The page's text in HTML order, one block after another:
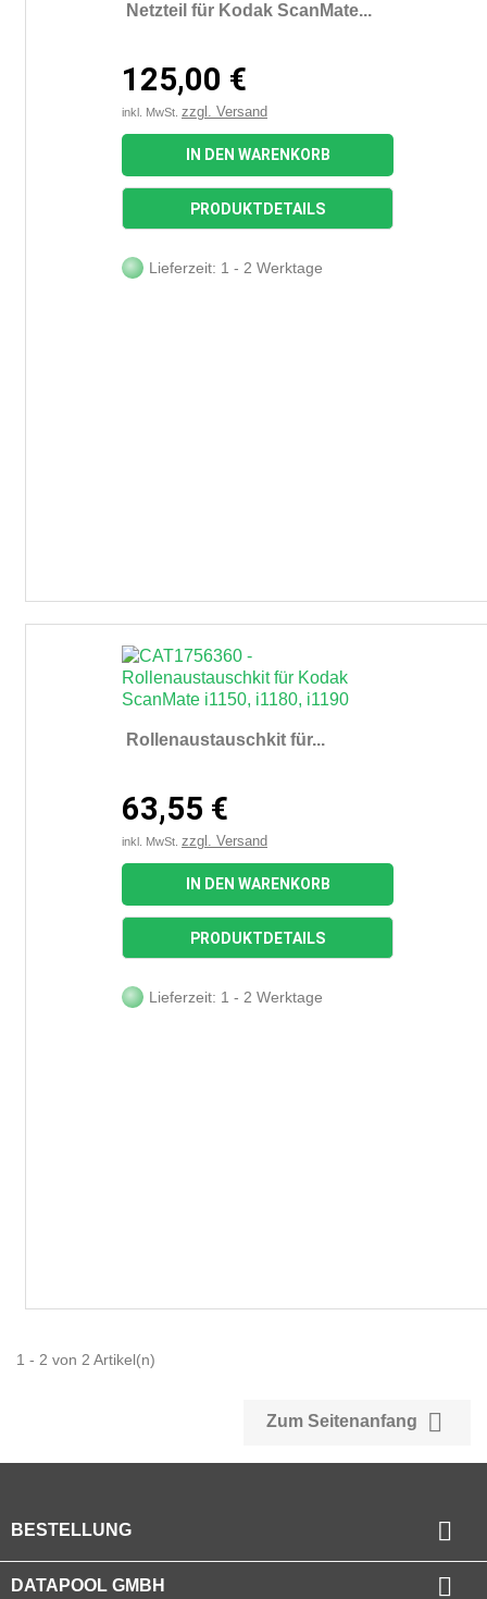
Netzteil für Kodak ScanMate...
125,00 €
inkl. MwSt. zzgl. Versand
IN DEN WARENKORB
PRODUKTDETAILS
Lieferzeit: 1 - 2 Werktage
Rollenaustauschkit für...
63,55 €
inkl. MwSt. zzgl. Versand
IN DEN WARENKORB
PRODUKTDETAILS
Lieferzeit: 1 - 2 Werktage
1 - 2 von 2 Artikel(n)
Zum Seitenanfang 
BESTELLUNG 
DATAPOOL GMBH 